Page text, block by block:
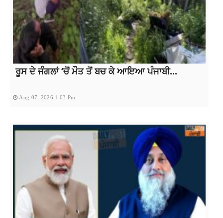
ਰੂਸ ਦੇ ਜੰਗਲਾਂ ‘ਚੋਂ ਮੌਤ ਤੋਂ ਬਚ ਕੇ ਆਇਆ ਪੰਜਾਬੀ...
Aug 07, 2026 1:03 Pm